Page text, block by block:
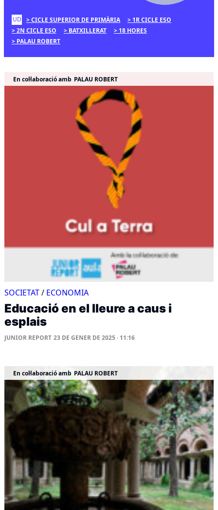
UD CICLE SUPERIOR DE PRIMÀRIA
1R CICLE ESO
2N CICLE ESO
BATXILLERAT
18 HORES
PALAU ROBERT
En col·laboració amb PALAU ROBERT
SOCIETAT/ ECONOMIA
Educació en el lleure a caus i
esplais
JUNIOR REPORT 23 DE GENER DE 2025 · 11:16
En col·laboració amb PALAU ROBERT